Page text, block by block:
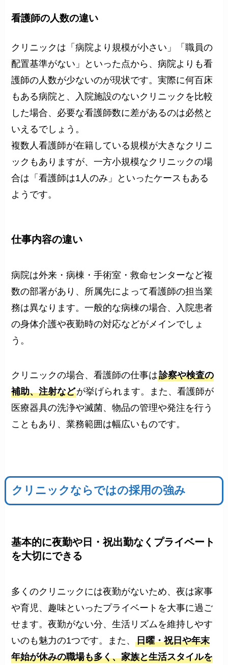
看護師の人数の違い
クリニックは「病院より規模が小さい」「職員の
配置基準がない」といった点から、病院よりも看
護師の人数が少ないのが現状です。実際に何百床
もある病院と、入院施設のないクリニックを比較
した場合、必要な看護師数に差があるのは必然と
いえるでしょう。
複数人看護師が在籍している規模が大きなクリニ
ックもありますが、一方小規模なクリニックの場
合は「看護師は1人のみ」といったケースもある
ようです。
仕事内容の違い
病院は外来・病棟・手術室・救命センターなど複
数の部署があり、所属先によって看護師の担当業
務は異なります。一般的な病棟の場合、入院患者
の身体介護や夜勤時の対応などがメインでしょ
う。
クリニックの場合、看護師の仕事は診察や検査の
補助、注射などが挙げられます。また、看護師が
医療器具の洗浄や滅菌、物品の管理や発注を行う
こともあり、業務範囲は幅広いものです。
クリニックならではの採用の強み
基本的に夜勤や日・祝出勤なくプライベート
を大切にできる
多くのクリニックには夜勤がないため、夜は家事
や育児、趣味といったプライベートを大事に過ご
せます。夜勤がない分、生活リズムを維持しやす
いのも魅力の1つです。また、日曜・祝日や年末
年始が休みの職場も多く、家族と生活スタイルを